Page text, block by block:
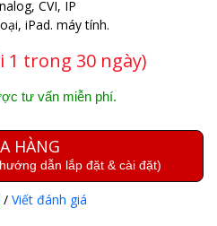
CVI, IP
iPad. máy tính.
1 trong 30 ngày)
tư vấn miễn phí.
HÀNG
dẫn lắp đặt & cài đặt)
/ Viết đánh giá